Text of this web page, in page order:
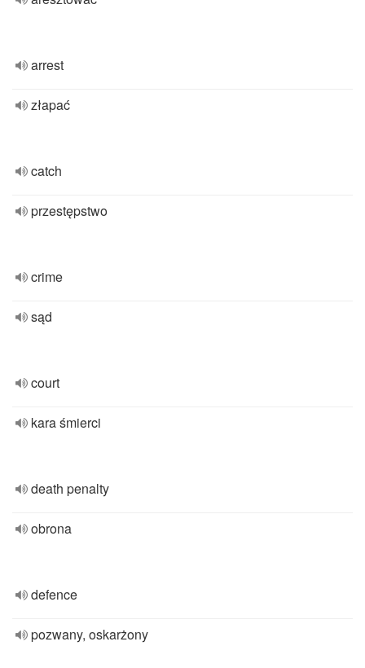
arrest
złapać
catch
przestępstwo
crime
sąd
court
kara śmierci
death penalty
obrona
defence
pozwany, oskarżony